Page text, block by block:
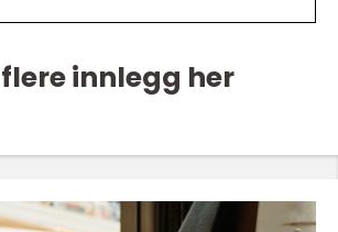
flere innlegg her